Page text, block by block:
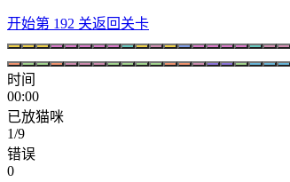
开始第 192 关返回关卡
时间
00:00
已放猫咪
1/9
错误
0